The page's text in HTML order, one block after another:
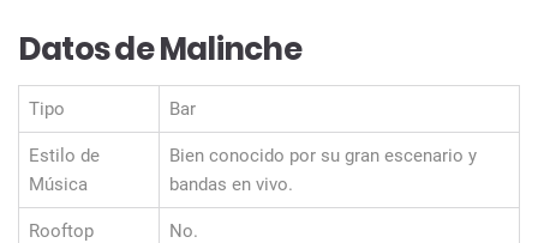
Datos de Malinche
Tipo Bar
Estilo de
Música
Bien conocido por su gran escenario y
bandas en vivo.
Rooftop No.